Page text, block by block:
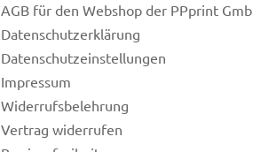
AGB für den Webshop der PPprint
Datenschutzerklärung
Datenschutzeinstellungen
Impressum
Widerrufsbelehrung
Vertrag widerrufen